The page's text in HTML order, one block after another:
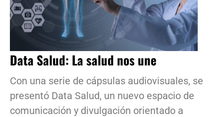
Data Salud: La salud nos une
Con una serie de cápsulas audiovisuales, se
presentó Data Salud, un nuevo espacio de
comunicación y divulgación orientado a